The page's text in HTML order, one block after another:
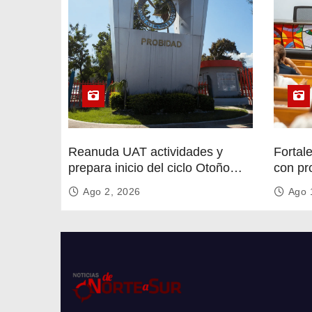
s
Reanuda UAT actividades y
prepara inicio del ciclo Otoño
2026
Ago 2, 2026
con
circular
Ago